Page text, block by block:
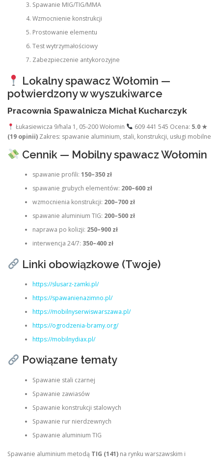
Spawanie MIG/TIG/MMA
Wzmocnienie konstrukcji
Prostowanie elementu
Test wytrzymałościowy
Zabezpieczenie antykorozyjne
Lokalny spawacz Wołomin —
potwierdzony w wyszukiwarce
Pracownia Spawalnicza Michał Kucharczyk
Łukasiewicza 9/hala 1, 05‑200 Wołomin 609 441 545 Ocena: 5.0 ★
(19 opinii) Zakres: spawanie aluminium, stali, konstrukcji, usługi mobilne
Cennik — Mobilny spawacz Wołomin
spawanie profili: 150–350 zł
spawanie grubych elementów: 200–600 zł
wzmocnienia konstrukcji: 200–700 zł
spawanie aluminium TIG: 200–500 zł
naprawa po kolizji: 250–900 zł
interwencja 24/7: 350–400 zł
Linki obowiązkowe (Twoje)
https://slusarz-zamki.pl/
https://spawanienazimno.pl/
https://mobilnyserwiswarszawa.pl/
https://ogrodzenia-bramy.org/
https://mobilnydiax.pl/
Powiązane tematy
Spawanie stali czarnej
Spawanie zawiasów
Spawanie konstrukcji stalowych
Spawanie rur nierdzewnych
Spawanie aluminium TIG
Spawanie aluminium metodą TIG (141) na rynku warszawskim i